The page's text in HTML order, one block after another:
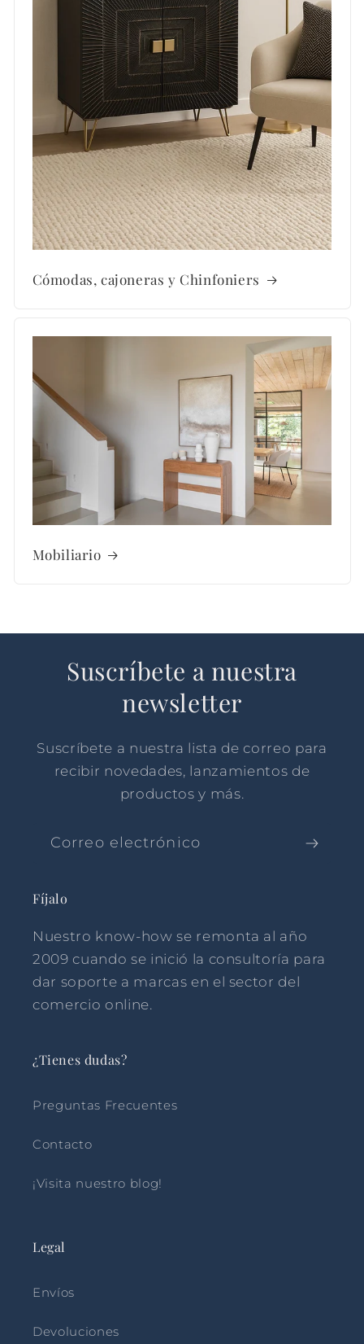
Cómodas, cajoneras y Chinfoniers
Mobiliario
Suscríbete a nuestra
newsletter
Suscríbete a nuestra lista de correo para
recibir novedades, lanzamientos de
productos y más.
Correo electrónico
Fíjalo
Nuestro know-how se remonta al año
2009 cuando se inició la consultoría para
dar soporte a marcas en el sector del
comercio online.
¿Tienes dudas?
Preguntas Frecuentes
Contacto
¡Visita nuestro blog!
Legal
Envíos
Devoluciones